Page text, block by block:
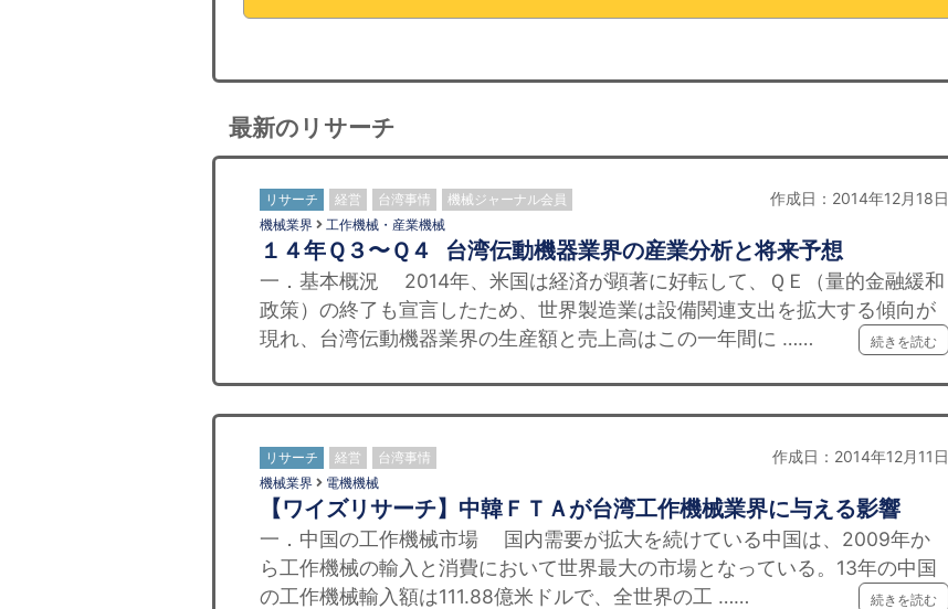
最新のリサーチ
リサーチ 経営 台湾事情 機械ジャーナル会員 作成日：2014年12月18日
機械業界 工作機械・産業機械
１４年Ｑ３〜Ｑ４ 台湾伝動機器業界の産業分析と将来予想
一．基本概況 2014年、米国は経済が顕著に好転して、ＱＥ（量的金融緩和
政策）の終了も宣言したため、世界製造業は設備関連支出を拡大する傾向が
現れ、台湾伝動機器業界の生産額と売上高はこの一年間に ……
続きを読む
リサーチ 経営 台湾事情 作成日：2014年12月11日
機械業界 電機機械
【ワイズリサーチ】中韓ＦＴＡが台湾工作機械業界に与える影響
一．中国の工作機械市場 国内需要が拡大を続けている中国は、2009年か
ら工作機械の輸入と消費において世界最大の市場となっている。13年の中国
の工作機械輸入額は111.88億米ドルで、全世界の工 ……
続きを読む